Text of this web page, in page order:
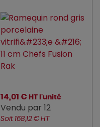
14,01 € HT l'unité
Vendu par 12
Soit 168,12 € HT